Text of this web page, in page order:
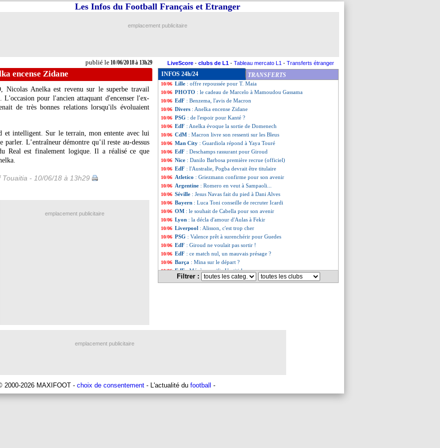
publié le10/06/2018 à 13h29
Les Infos du Football Français et Etranger
emplacement publicitaire
LiveScore - clubs de L1 - Tableau mercato L1 - Transferts étranger
encense Zidane
Nicolas Anelka est revenu sur le superbe travail
pour l'ancien attaquant d'encenser l'ex-
de très bonnes relations lorsqu'ils évoluaient
et intelligent. Sur le terrain, mon entente avec lui
parler. L’entraîneur démontre qu’il reste au-dessus
Real est finalement logique. Il a réalisé ce que
Touaitia - 10/06/18 à 13h29
INFOS 24h/24 TRANSFERTS
10/06 Real: Bale refuse le Bayern
10/06 ASSE
10/06 EdF: Lloris, Deschamps refuse le débat
10/06 PHOTOS : les magnifiques récompenses du Mondial
10/06 Lille : offre repoussée pour T. Maia
10/06 PHOTO : le cadeau de Marcelo à Mamoudou Gassama
10/06 EdF : Benzema, l'avis de Macron
10/06 Divers : Anelka encense Zidane
10/06 PSG : de l'espoir pour Kanté ?
10/06 EdF : Anelka évoque la sortie de Domenech
10/06 CdM : Macron livre son ressenti sur les Bleus
10/06 Man City : Guardiola répond à Yaya Touré
10/06 EdF : Deschamps rassurant pour Giroud
10/06 Nice : Danilo Barbosa première recrue (officiel)
10/06 EdF : l'Australie, Pogba devrait être titulaire
10/06 Atletico : Griezmann confirme pour son avenir
10/06 Argentine : Romero en veut à Sampaoli...
10/06 Séville : Jesus Navas fait du pied à Dani Alves
10/06 Bayern : Luca Toni conseille de recruter Icardi
10/06 OM : le souhait de Cabella pour son avenir
10/06 Lyon : la décla d'amour d'Aulas à Fekir
10/06 Liverpool : Alisson, c'est trop cher
10/06 PSG : Valence prêt à surenchérir pour Guedes
10/06 EdF : Giroud ne voulait pas sortir !
10/06 EdF : ce match nul, un mauvais présage ?
10/06 Barça : Mina sur le départ ?
10/06 EdF: Ménès crucifie Umtiti !
EdF: la série noire de Lloris
Filtrer :
emplacement publicitaire
emplacement publicitaire
2000-2026 MAXIFOOT - choix de consentement - L'actualité du football -